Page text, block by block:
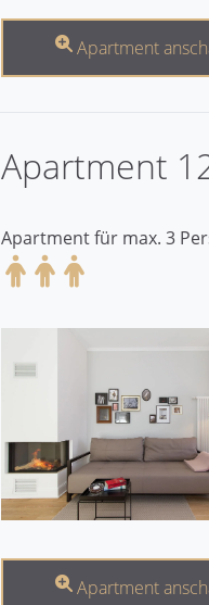
Apartment
Apartment
Apartment für max. 3
Apartment